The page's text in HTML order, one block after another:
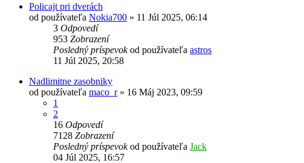
Policajt pri dverách
od používateľa Nokia700 » 11 Júl 2025, 06:14
3 Odpovedí
953 Zobrazení
Posledný príspevokod používateľa astros
11 Júl 2025, 20:58
Nadlimitne zasobniky
od používateľa maco_r» 16 Máj 2023, 09:59
1
2
16 Odpovedí
7128 Zobrazení
Posledný príspevokod používateľa Jack
04 Júl 2025, 16:57